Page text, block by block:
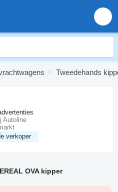
Tweedehands
verkoper
Autoline
OVA kipper